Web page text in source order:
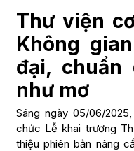
Thư viện
Không
đại,
như mơ
Sáng ngày 05/06/
chức Lễ khai trương
thiệu phiên bản nâng